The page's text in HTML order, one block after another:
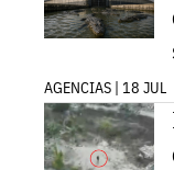
AGENCIAS | 18 JUL